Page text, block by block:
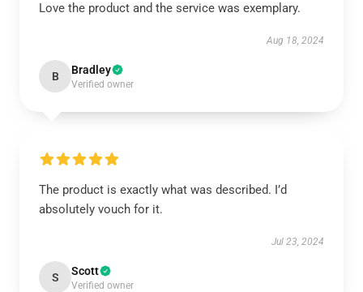
Love the product and the service was exemplary.
Aug 18, 2024
B Bradley
Verified owner
The product is exactly what was described. I’d
absolutely vouch for it.
Jul 23, 2024
S Scott
Verified owner